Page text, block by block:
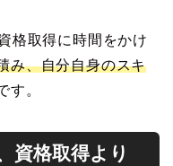
格取得に時間をかけ
み、自分自身のスキ
す。
資格取得より